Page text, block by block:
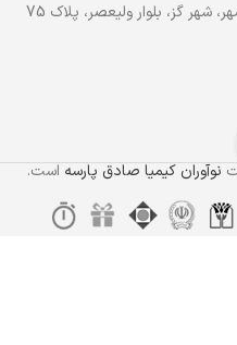
گز، بلوار ولیعصر، پلاک 75
نوآوران کیمیا صادق پارسه است.